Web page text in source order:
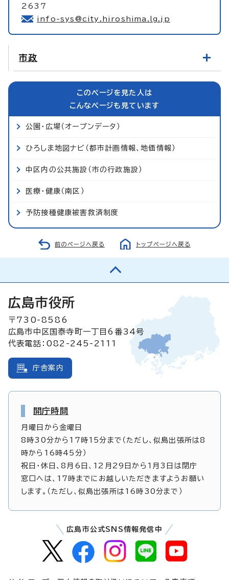
2637
info-sys@city.hiroshima.lg.jp
市政
このページを見た人は
こんなページも見ています
公園・広場（オープンデータ）
ひろしま地図ナビ（都市計画情報、地価情報）
中区内の公共施設（市の行政施設）
医療・健康（南区）
予防接種健康被害救済制度
前のページへ戻る トップページへ戻る
広島市役所
〒730-8586
広島市中区国泰寺町一丁目6番34号
代表電話：082-245-2111
庁舎案内
開庁時間
月曜日から金曜日
8時30分から17時15分まで（ただし、似島出張所は8
時から16時45分）
祝日・休日、8月6日、12月29日から1月3日は閉庁
窓口へは、17時までにお越しいただきますようお願い
します。（ただし、似島出張所は16時30分まで）
広島市公式SNS情報発信中